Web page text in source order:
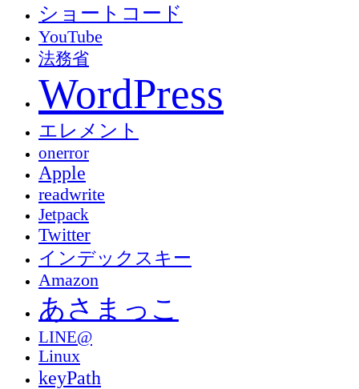
ショートコード
YouTube
法務省
WordPress
エレメント
onerror
Apple
readwrite
Jetpack
Twitter
インデックスキー
Amazon
あさまっこ
LINE@
Linux
keyPath